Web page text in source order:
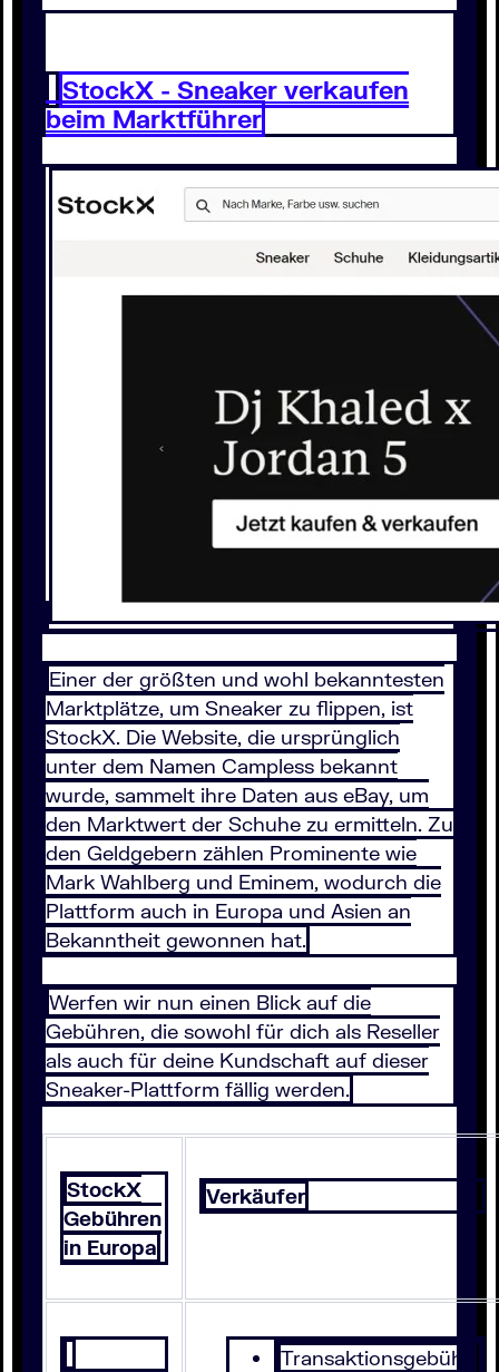
StockX - Sneaker verkaufen
beim Marktführer
Einer der größten und wohl bekanntesten
Marktplätze, um Sneaker zu flippen, ist
StockX. Die Website, die ursprünglich
unter dem Namen Campless bekannt
wurde, sammelt ihre Daten aus eBay, um
den Marktwert der Schuhe zu ermitteln. Zu
den Geldgebern zählen Prominente wie
Mark Wahlberg und Eminem, wodurch die
Plattform auch in Europa und Asien an
Bekanntheit gewonnen hat.
Werfen wir nun einen Blick auf die
Gebühren, die sowohl für dich als Reseller
als auch für deine Kundschaft auf dieser
Sneaker-Plattform fällig werden.
StockX
Gebühren
in Europa
Verkäufer
Transaktionsgebühr: